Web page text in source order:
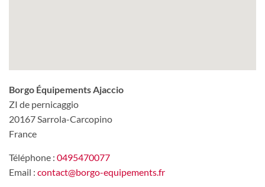
Borgo Équipements Ajaccio
ZI de pernicaggio
20167 Sarrola-Carcopino
France
Téléphone : 0495470077
Email : contact@borgo-equipements.fr